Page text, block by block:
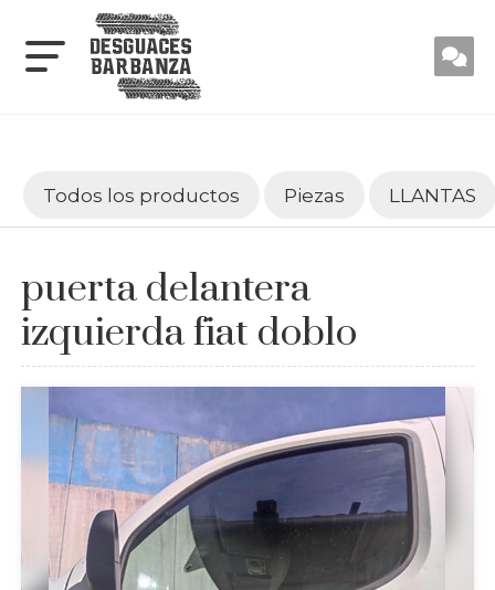
Todos los productos Piezas LLANTAS
puerta delantera
izquierda fiat doblo